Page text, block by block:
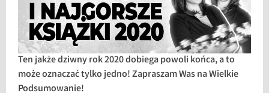
Ten jakże dziwny rok 2020 dobiega powoli końca, a to
może oznaczać tylko jedno! Zapraszam Was na Wielkie
Podsumowanie!